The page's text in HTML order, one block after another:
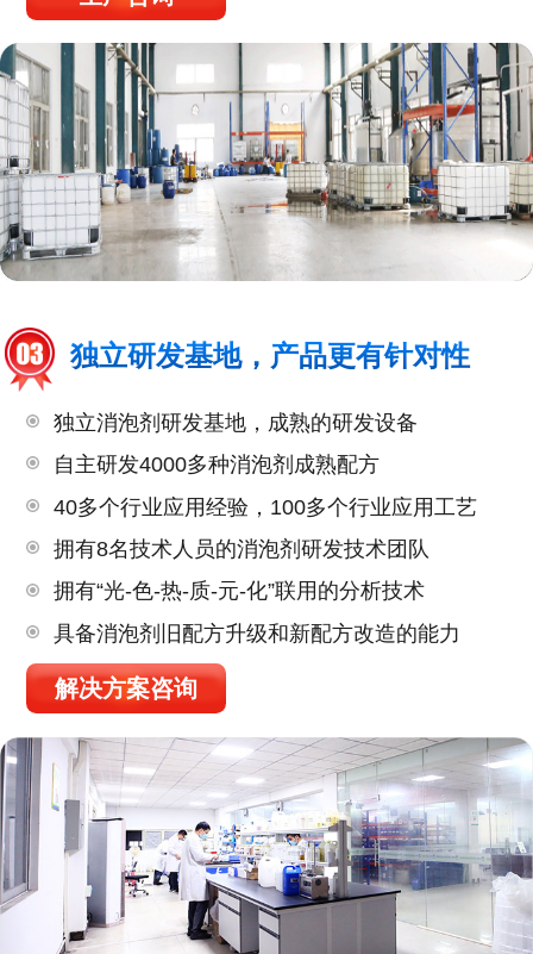
独立研发基地，产品更有针对性
独立消泡剂研发基地，成熟的研发设备
自主研发4000多种消泡剂成熟配方
40多个行业应用经验，100多个行业应用工艺
拥有8名技术人员的消泡剂研发技术团队
拥有“光-色-热-质-元-化”联用的分析技术
具备消泡剂旧配方升级和新配方改造的能力
解决方案咨询